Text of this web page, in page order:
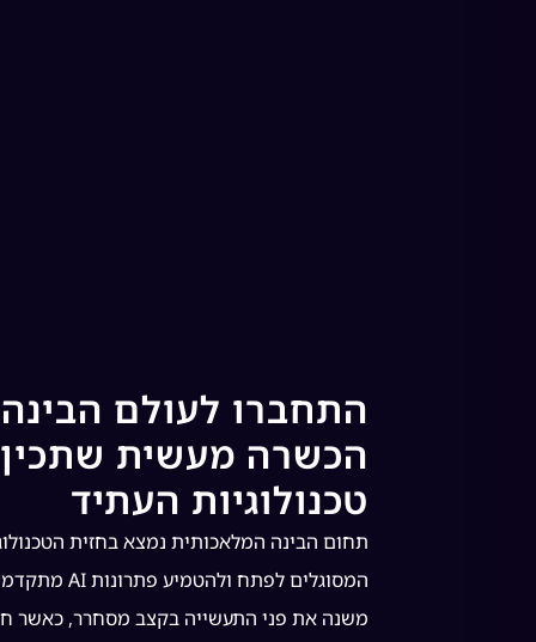
התחברו לעולם
הכשרה מעשית
טכנולוגיות העתיד
תחום הבינה המלאכותית נמצא בחזית
משנה את פני התעשייה בקצב מסחרר, כאשר